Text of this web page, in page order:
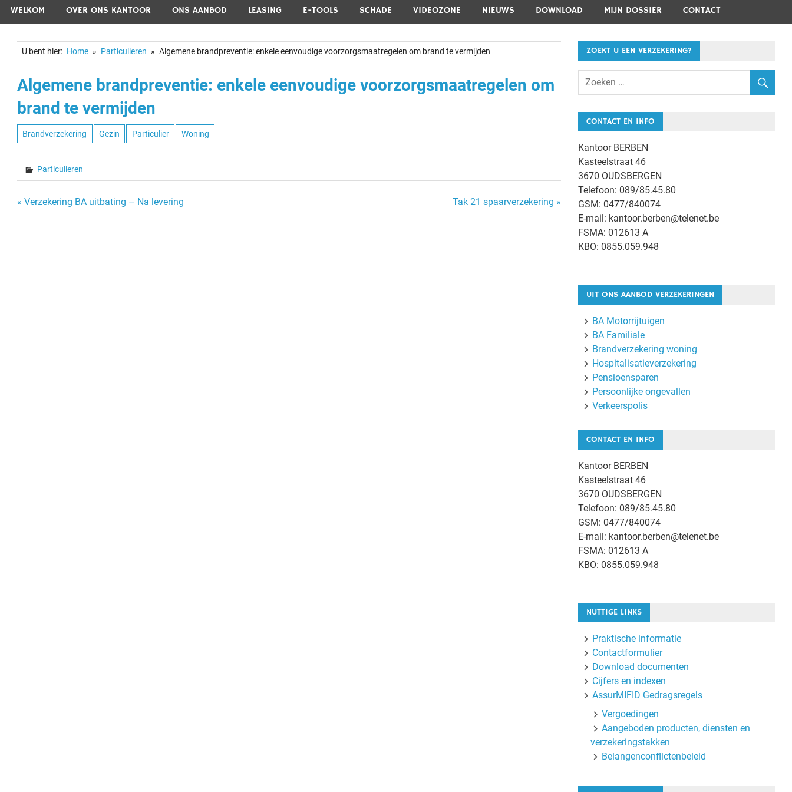
WELKOM OVER ONS KANTOOR ONS AANBOD LEASING E-TOOLS SCHADE VIDEOZONE NIEUWS DOWNLOAD MIJN DOSSIER CONTACT
U bent hier: Home Particulieren Algemene brandpreventie: enkele eenvoudige voorzorgsmaatregelen om brand te vermijden
Algemene brandpreventie: enkele eenvoudige voorzorgsmaatregelen om
brand te vermijden
Brandverzekering Gezin Particulier Woning
Particulieren
Bericht
« Verzekering BA uitbating – Na levering Tak 21 spaarverzekering »
ZOEKT U EEN VERZEKERING?
CONTACT EN INFO
Kantoor BERBEN
Kasteelstraat 46
3670 OUDSBERGEN
Telefoon: 089/85.45.80
GSM: 0477/840074
E-mail: kantoor.berben@telenet.be
FSMA: 012613 A
KBO: 0855.059.948
UIT ONS AANBOD VERZEKERINGEN
BA Motorrijtuigen
BA Familiale
Brandverzekering woning
Hospitalisatieverzekering
Pensioensparen
Persoonlijke ongevallen
Verkeerspolis
CONTACT EN INFO
Kantoor BERBEN
Kasteelstraat 46
3670 OUDSBERGEN
Telefoon: 089/85.45.80
GSM: 0477/840074
E-mail: kantoor.berben@telenet.be
FSMA: 012613 A
KBO: 0855.059.948
NUTTIGE LINKS
Praktische informatie
Contactformulier
Download documenten
Cijfers en indexen
AssurMIFID Gedragsregels
Vergoedingen
Aangeboden producten, diensten en
verzekeringstakken
Belangenconflictenbeleid